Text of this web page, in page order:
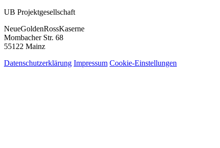
UB Projektgesellschaft
NeueGoldenRossKaserne
Mombacher Str. 68
55122 Mainz
Datenschutzerklärung Impressum Cookie-Einstellungen